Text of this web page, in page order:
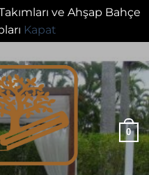
ve Ahşap Bahçe
Kapat
0